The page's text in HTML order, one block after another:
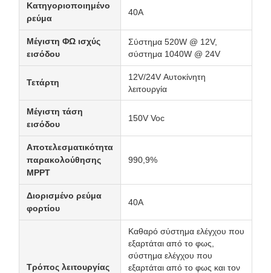
Κατηγοριοποιημένο
ρεύμα
40Α
Μέγιστη ΦΩ ισχύς
εισόδου
Σύστημα 520W @ 12V,
σύστημα 1040W @ 24V
Τετάρτη
12V/24V Αυτοκίνητη
λειτουργία
Μέγιστη τάση
εισόδου
150V Voc
Αποτελεσματικότητα
παρακολούθησης
MPPT
990,9%
Διορισμένο ρεύμα
φορτίου
40Α
Τρόπος λειτουργίας
Καθαρό σύστημα ελέγχου που
εξαρτάται από το φως,
σύστημα ελέγχου που
εξαρτάται από το φως και τον